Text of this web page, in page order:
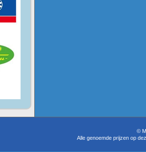
©
Alle genoemde prijzen op